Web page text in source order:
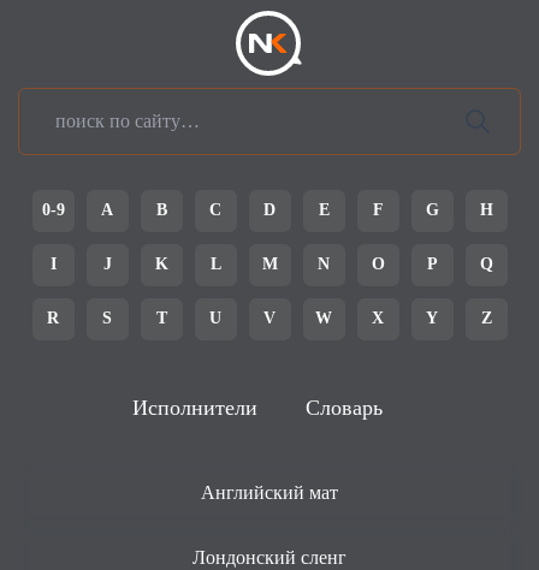
0-9 A B C D E F G H
I J K L M N O P Q
R S T U V W X Y Z
Исполнители Словарь
Английский мат
Лондонский сленг